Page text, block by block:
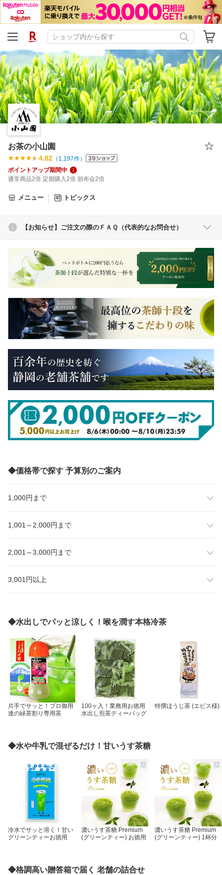
お茶の小山園
4.82 （ 1,197件）
ポイントアップ期間中
通常商品2倍 定期購入2倍 頒布会2倍
メニュー トピックス
【お知らせ】ご注文の際のＦＡＱ（代表的なお問合せ）
◆価格帯で探す 予算別のご案内
1,000円まで
1,001～2,000円まで
2,001～3,000円まで
3,001円以上
◆水出しでパッと涼しく！喉を潤す本格冷茶
片手でサッと！プロ御用
達の緑茶割り専用茶
100ヶ入！業務用お徳用
水出し煎茶ティーバッグ
特撰ほうじ茶 (エビス様)
◆水や牛乳で混ぜるだけ！甘いうす茶糖
冷水でサッと溶く！甘い
グリーンティーお徳用
濃いうす茶糖 Premium
(グリーンティー) お徳用
濃いうす茶糖 Premium
(グリーンティー) 1杯分
◆格調高い贈答箱で届く 老舗の詰合せ